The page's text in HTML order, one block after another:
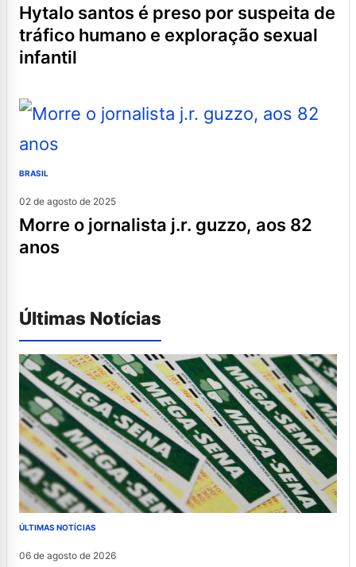
hytalo santos é preso por suspeita de
tráfico humano e exploração sexual
infantil
BRASIL
02 de agosto de 2025
morre o jornalista j.r. guzzo, aos 82
anos
Últimas Notícias
ÚLTIMAS NOTÍCIAS
06 de agosto de 2026